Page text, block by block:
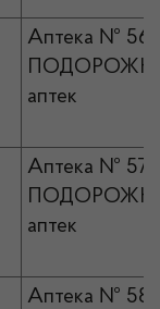
Аптека № 56
аптек
Аптека № 57
аптек
Аптека № 58